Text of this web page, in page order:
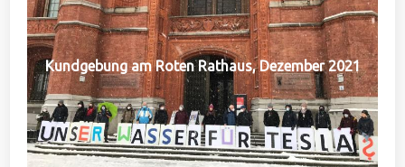
Kundgebung am Roten Rathaus, Dezember 2021